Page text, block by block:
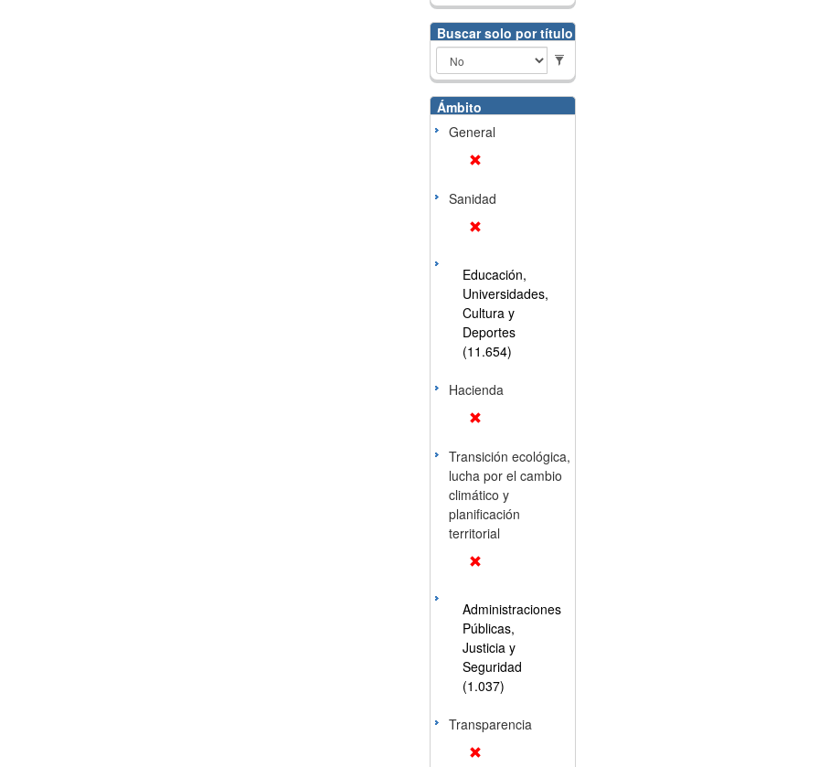
Buscar solo por título
Ámbito
General
Sanidad
Educación,
Universidades,
Cultura y
Deportes
(11.654)
Hacienda
Transición ecológica,
lucha por el cambio
climático y
planificación
territorial
Administraciones
Públicas,
Justicia y
Seguridad
(1.037)
Transparencia